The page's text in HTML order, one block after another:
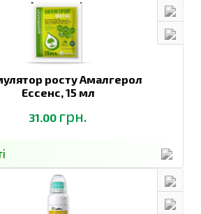
росту Амалгерол
Ессенс,15 мл
31.00 грн.